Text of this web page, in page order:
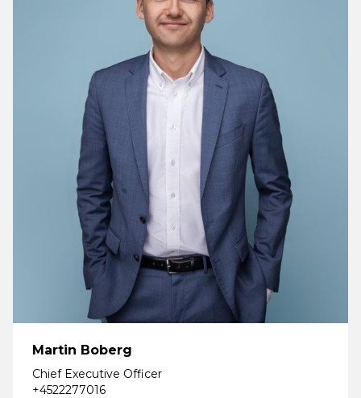
Martin Boberg
Chief Executive Officer
+4522277016